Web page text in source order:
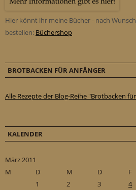
Hier könnt ihr meine Bücher - nach
bestellen: Büchershop
BROTBACKEN FÜR ANFÄNGER
Alle Rezepte der Blog-Reihe "Brotbacken
KALENDER
März 2011
M
D M D F
1
2 3 4